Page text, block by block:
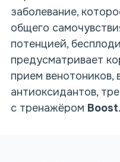
заболевание,
общего
потенцией,
предусматривает
прием венотоников,
антиоксидантов,
с тренажёром Boost.